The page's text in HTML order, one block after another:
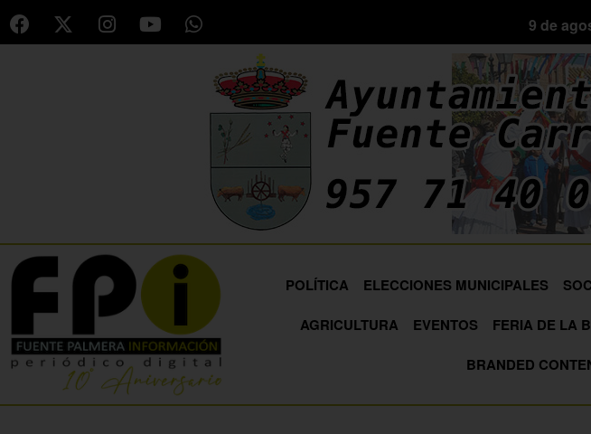
9 de
POLÍTICA ELECCIONES MUNICIPALES
AGRICULTURA
EVENTOS FERIA DE LA
BRANDED